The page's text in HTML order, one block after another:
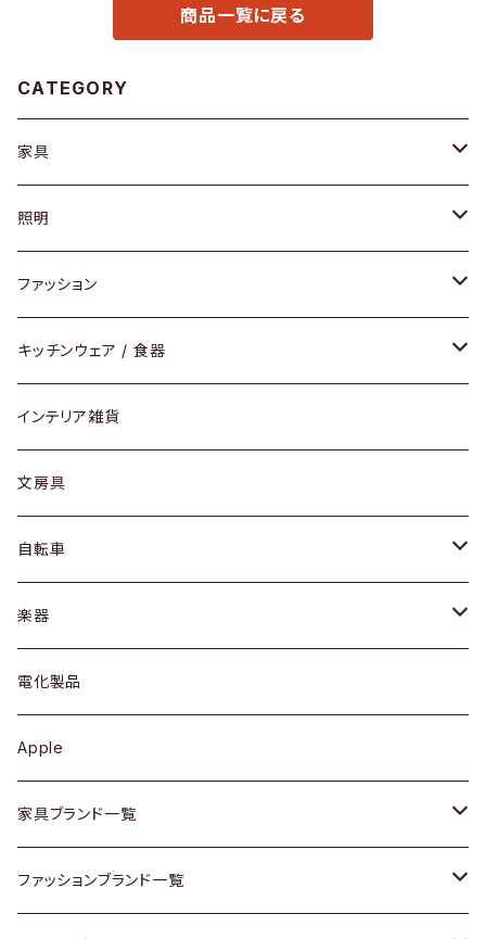
商品一覧に戻る
CATEGORY
家具
ソファ / ベンチ
チェア / スツール
ダイニングセット / ダイニングテーブル
ローテーブル / サイドテーブル
デスク / コンソール
ドレッサー
シェルフ
キュリオケース / 飾り棚
カップボード / 食器棚
チェスト
その他家具
照明
ペンダントライト
テーブルランプ / デスクスタンド
フロアライト
ファッション
アクセサリー
リング
ピアス / イヤリング
財布
バッグ
アウター
トップス
ワンピース
ボトムス
靴
スカーフ
キッチンウェア / 食器
グラス / タンブラー
カップ / マグ
プレート / ボウル
カトラリー
ケトル / ティーポット
鍋 / フライパン
Vintage / ヴィンテージ
銀製品
インテリア雑貨
文房具
自転車
dahon
楽器
ギター
ベース
その他楽器
電化製品
Apple
家具ブランド一覧
ACME Furniture / アクメ ファニチャー
ファッションブランド一覧